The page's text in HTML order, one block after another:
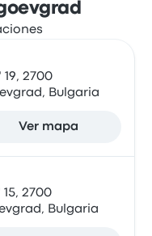
2700
Bulgaria
Ver mapa
2700
Bulgaria